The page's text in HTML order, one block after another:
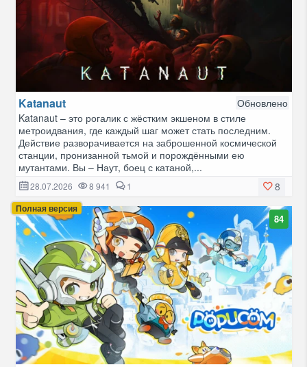
Katanaut
Обновлено
Katanaut – это рогалик с жёстким экшеном в стиле
метроидвания, где каждый шаг может стать последним.
Действие разворачивается на заброшенной космической
станции, пронизанной тьмой и порождёнными ею
мутантами. Вы – Наут, боец с катаной,...
8
28.07.2026 8 941 1
Полная версия
84